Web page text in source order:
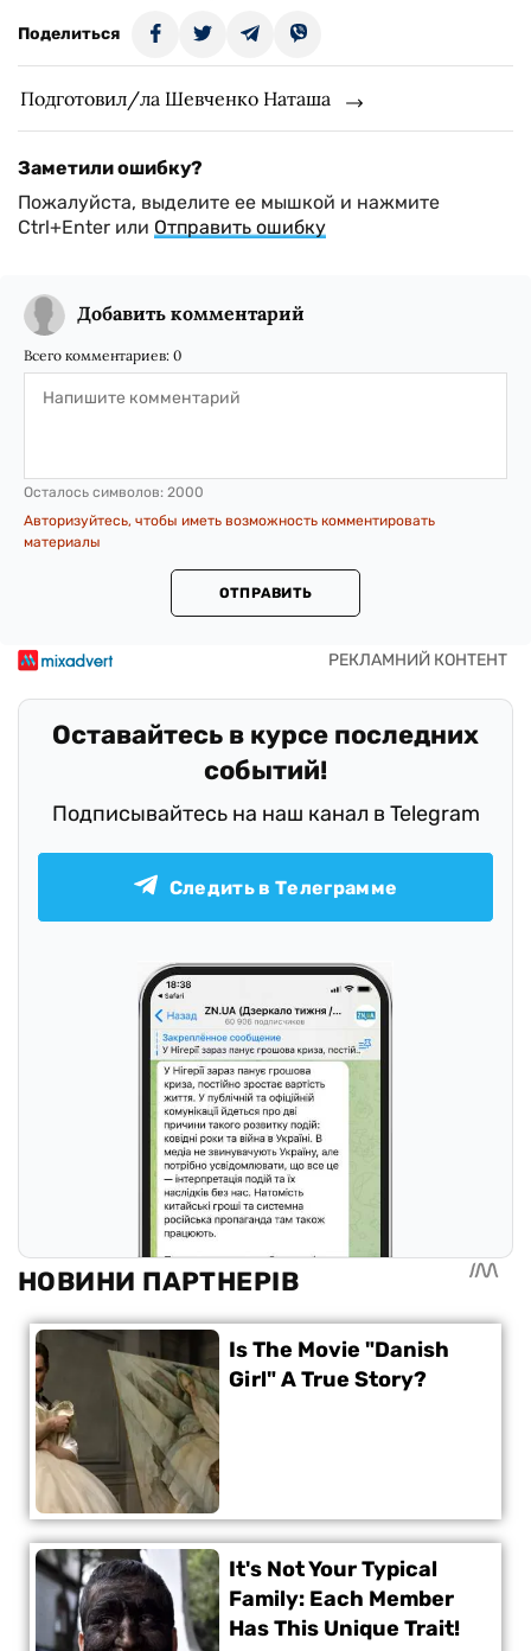
Поделиться
Подготовил/ла Шевченко Наташа
Заметили ошибку?
Пожалуйста, выделите ее мышкой и нажмите
Ctrl+Enter или Отправить ошибку
Добавить комментарий
Всего комментариев: 0
Осталось символов: 2000
Авторизуйтесь, чтобы иметь возможность комментировать
материалы
ОТПРАВИТЬ
Оставайтесь в курсе последних
событий!
Подписывайтесь на наш канал в Telegram
Следить в Телеграмме